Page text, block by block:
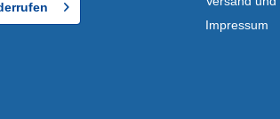
Impressum